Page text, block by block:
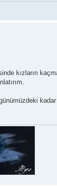
kızların